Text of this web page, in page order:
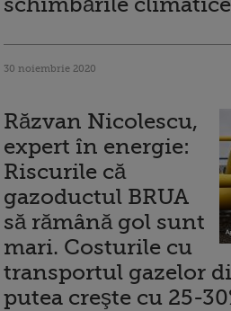
30 noiembrie 2020
Răzvan Nicolescu,
expert în energie:
Riscurile că
gazoductul BRUA
să rămână gol sunt
mari. Costurile cu
transportul gazelor
putea creşte cu 25-